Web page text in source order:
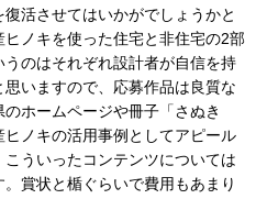
活させてはいかがでしょうかと
ノキを使った住宅と非住宅の2部
のはそれぞれ設計者が自信を持
いますので、応募作品は良質な
ホームページや冊子「さぬき
ノキの活用事例としてアピール
ういったコンテンツについては
賞状と楯ぐらいで費用もあまり